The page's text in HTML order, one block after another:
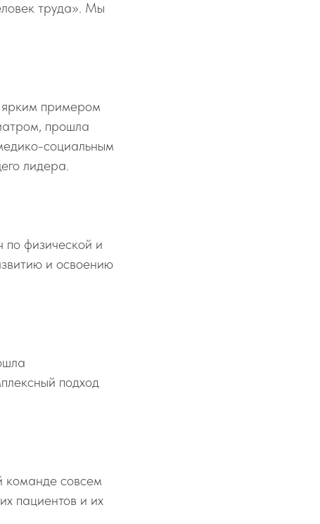
труда». Мы
ярким примером
прошла
социальным
лидера.
физической и
и освоению
подход
команде совсем
пациентов и их